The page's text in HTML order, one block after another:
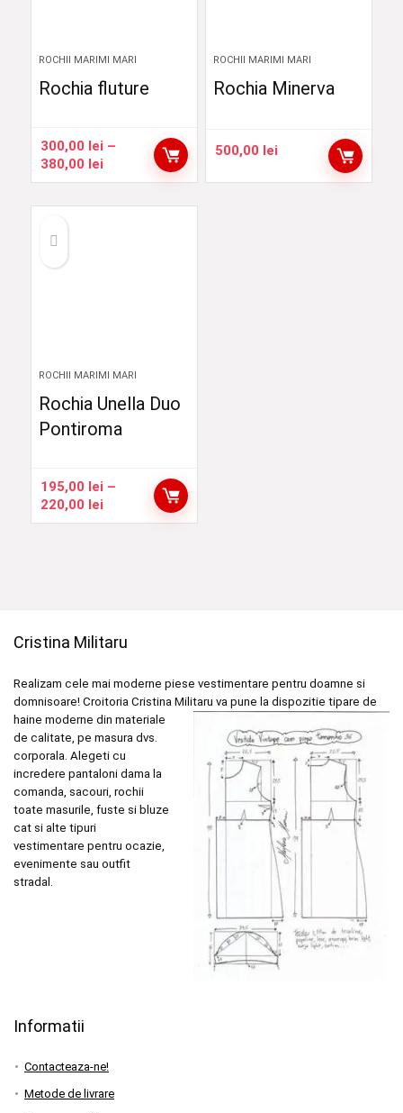
ROCHII MARIMI MARI
Rochia fluture
300,00 lei –
380,00 leiInterval
de
ROCHII MARIMI MARI
Rochia Minerva
500,00 lei
ROCHII MARIMI MARI
Rochia Unella Duo
Pontiroma
195,00 lei –
220,00 leiInterval
de
Cristina Militaru
Realizam cele mai moderne piese vestimentare pentru doamne si
domnisoare! Croitoria Cristina Militaru va pune la dispozitie tipare de
haine moderne din materiale
de calitate, pe masura dvs.
corporala. Alegeti cu
incredere pantaloni dama la
comanda, sacouri, rochii
toate masurile, fuste si bluze
cat si alte tipuri
vestimentare pentru ocazie,
evenimente sau outfit
stradal.
Informatii
Contacteaza-ne!
Metode de livrare